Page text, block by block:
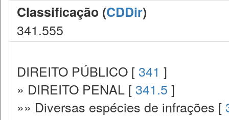
Classificação (CDDir)
341.555
DIREITO PÚBLICO [ 341 ]
» DIREITO PENAL [ 341.5 ]
»» Diversas espécies de infrações [